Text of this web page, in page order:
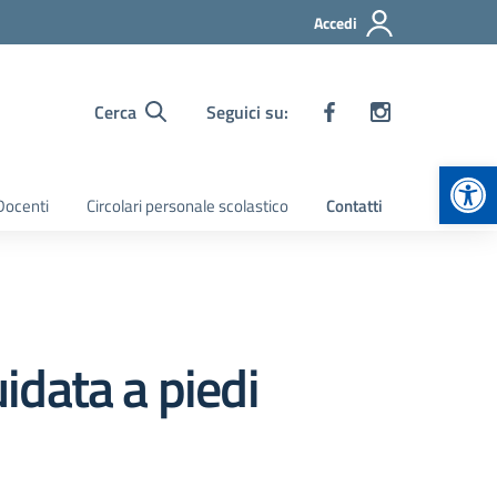
Accedi
Cerca Seguici su:
Circolari personale scolastico Contatti
a piedi